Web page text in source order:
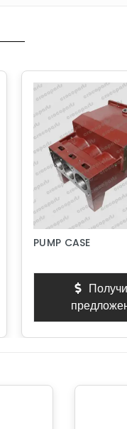
PUMP CASE